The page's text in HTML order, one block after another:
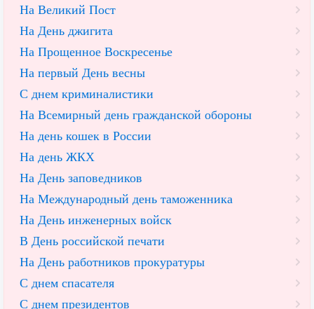
На Великий Пост
На День джигита
На Прощенное Воскресенье
На первый День весны
С днем криминалистики
На Всемирный день гражданской обороны
На день кошек в России
На день ЖКХ
На День заповедников
На Международный день таможенника
На День инженерных войск
В День российской печати
На День работников прокуратуры
С днем спасателя
С днем президентов